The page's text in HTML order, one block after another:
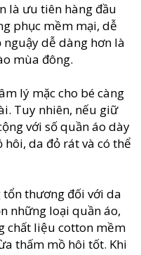
là ưu tiên hàng đầu
phục mềm mại, dễ
dễ dàng hơn là
mùa đông.
lý mặc cho bé càng
Tuy nhiên, nếu giữ
với số quần áo dày
hôi, da đỏ rát và có thể
tổn thương đối với da
những loại quần áo,
chất liệu cotton mềm
thấm mồ hôi tốt. Khi